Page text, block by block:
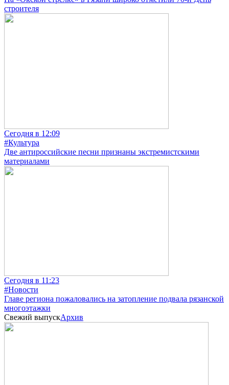
строителя
Сегодня в 12:09
#Культура
Две антироссийские песни признаны экстремистскими
материалами
Сегодня в 11:23
#Новости
Главе региона пожаловались на затопление подвала рязанской
многоэтажки
Свежий выпускАрхив